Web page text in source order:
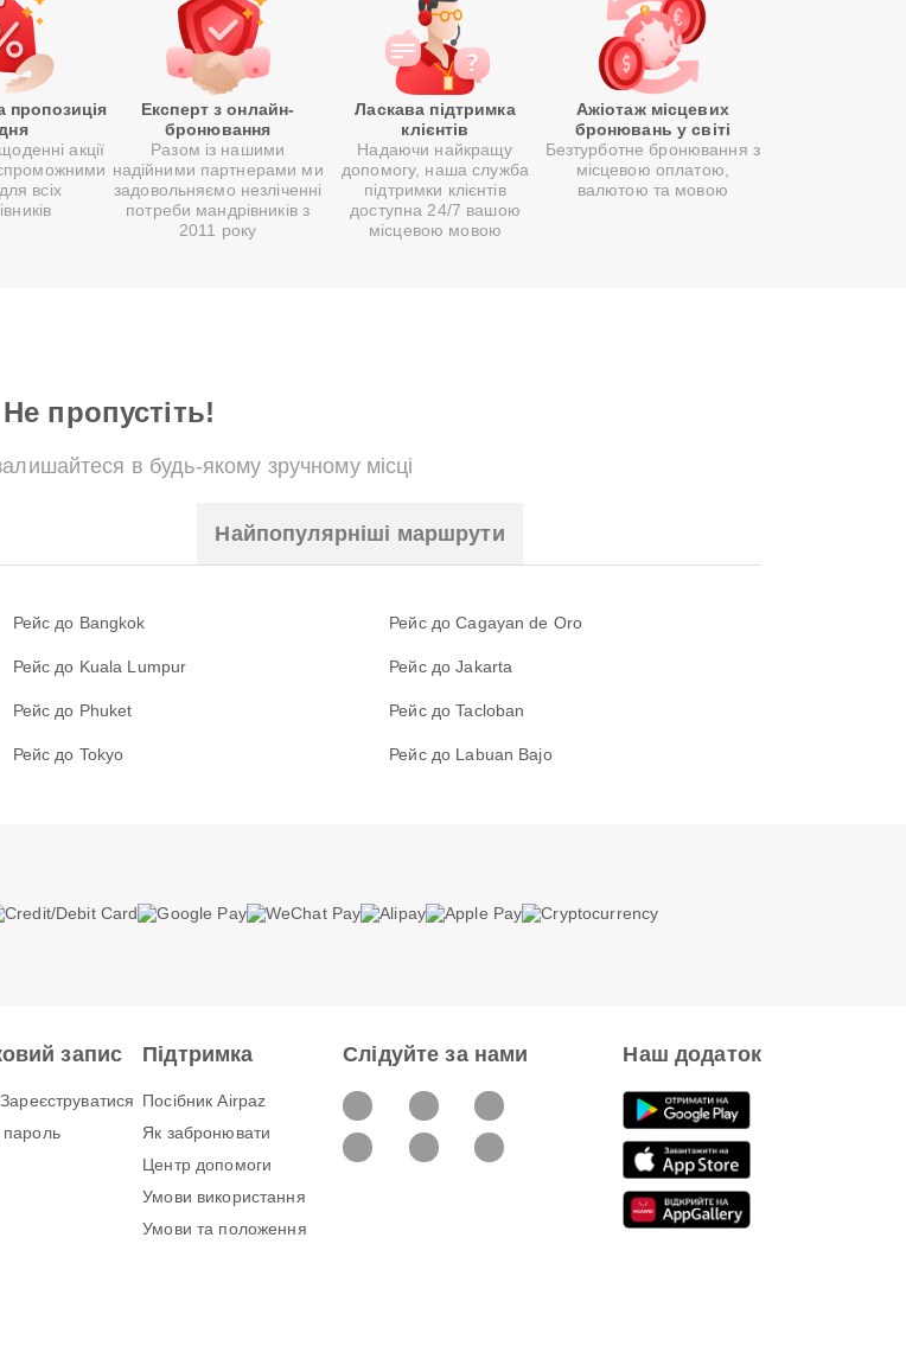
пропозиція
акції
всіх
Експерт з онлайн-
бронювання
Разом із нашими
надійними партнерами ми
задовольняємо незліченні
потреби мандрівників з
2011 року
Ласкава підтримка
клієнтів
Надаючи найкращу
допомогу, наша служба
підтримки клієнтів
доступна 24/7 вашою
місцевою мовою
Ажіотаж місцевих
бронювань у світі
Безтурботне бронювання з
місцевою оплатою,
валютою та мовою
Не пропустіть!
в будь-якому зручному місці
Найпопулярніші маршрути
Рейс до Bangkok Рейс до Cagayan de Oro
Рейс до Kuala Lumpur Рейс до Jakarta
Рейс до Phuket Рейс до Tacloban
Рейс до Tokyo Рейс до Labuan Bajo
запис Підтримка
Посібник Airpaz
Як забронювати
Центр допомоги
Умови використання
Умови та положення
Слідуйте за нами Наш додаток